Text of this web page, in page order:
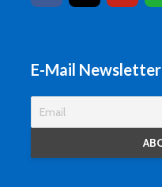
E-Mail Newsletter